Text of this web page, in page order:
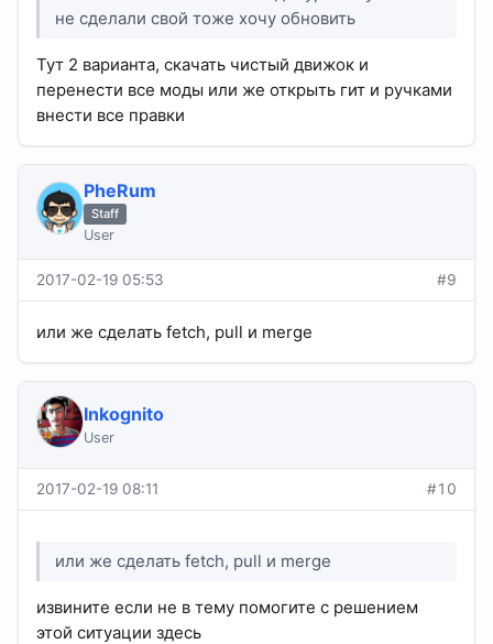
не сделали свой тоже хочу обновить
Тут 2 варианта, скачать чистый движок и
перенести все моды или же открыть гит и ручками
внести все правки
PheRum
Staff
User
2017-02-19 05:53 #9
или же сделать fetch, pull и merge
Inkognito
User
2017-02-19 08:11 #10
или же сделать fetch, pull и merge
извините если не в тему помогите с решением
этой ситуации здесь